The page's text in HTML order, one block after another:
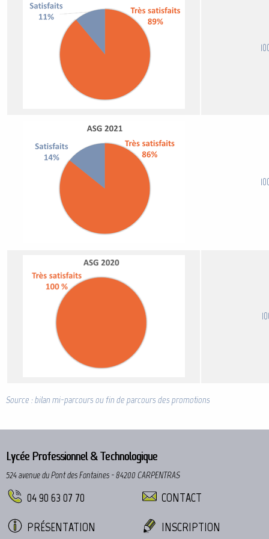
Source : bilan mi-parcours ou fin de parcours des promotions
Lycée Professionnel & Technologique
524 avenue du Pont des Fontaines - 84200 CARPENTRAS
04 90 63 07 70 CONTACT
PRÉSENTATION INSCRIPTION